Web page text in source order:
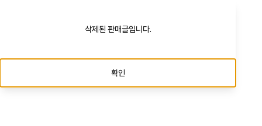
삭제된 판매글입니다.
확인